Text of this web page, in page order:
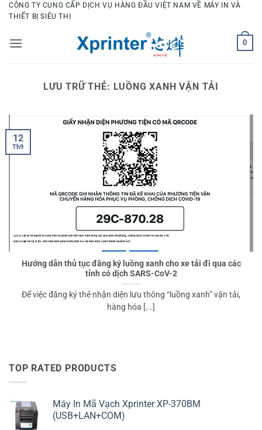
Bỏ
qua
dung
CÔNG TY CUNG CẤP DỊCH VỤ HÀNG ĐẦU VIỆT NAM VỀ MÁY IN VÀ
THIẾT BỊ SIÊU THỊ
0
LƯU TRỮ THẺ: LUỒNG XANH VẬN TẢI
Hướng dẫn thủ tục đăng ký luồng xanh cho xe tải đi qua các
tỉnh có dịch SARS-CoV-2
Để việc đăng ký thẻ nhận diện lưu thông “luồng xanh” vận tải,
hàng hóa [...]
12
Th9
TOP RATED PRODUCTS
Máy In Mã Vạch Xprinter XP-370BM
(USB+LAN+COM)